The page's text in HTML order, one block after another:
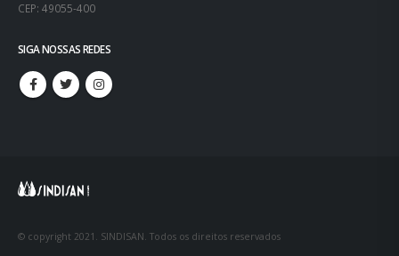
CEP: 49055-400
SIGA NOSSAS REDES
© copyright 2021. SINDISAN. Todos os direitos reservados